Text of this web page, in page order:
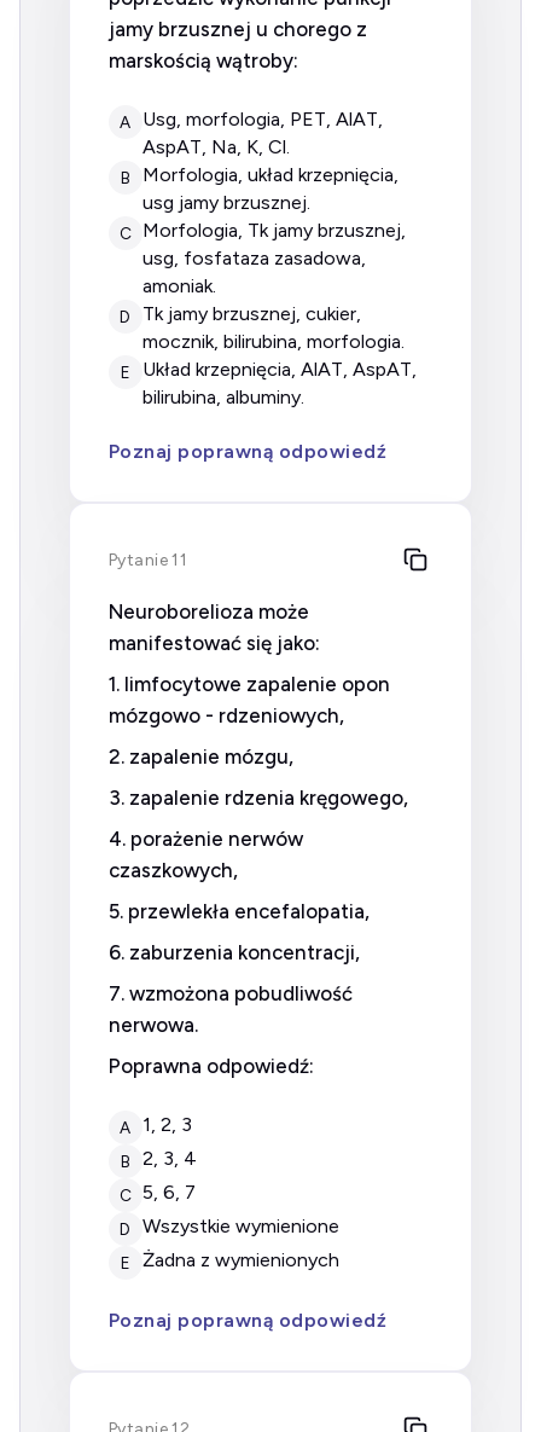
jamy brzusznej u chorego z
marskością wątroby:
A
usg, morfologia, PET, AlAT,
AspAT, Na, K, Cl.
B
morfologia, układ krzepnięcia,
usg jamy brzusznej.
C
morfologia, Tk jamy brzusznej,
usg, fosfataza zasadowa,
amoniak.
D
Tk jamy brzusznej, cukier,
mocznik, bilirubina, morfologia.
E
układ krzepnięcia, AlAT, AspAT,
bilirubina, albuminy.
Poznaj poprawną odpowiedź
Pytanie 11
Neuroborelioza może
manifestować się jako:
1. limfocytowe zapalenie opon
mózgowo - rdzeniowych,
2. zapalenie mózgu,
3. zapalenie rdzenia kręgowego,
4. porażenie nerwów
czaszkowych,
5. przewlekła encefalopatia,
6. zaburzenia koncentracji,
7. wzmożona pobudliwość
nerwowa.
Poprawna odpowiedź:
A 1, 2, 3
B 2, 3, 4
C 5, 6, 7
D wszystkie wymienione
E żadna z wymienionych
Poznaj poprawną odpowiedź